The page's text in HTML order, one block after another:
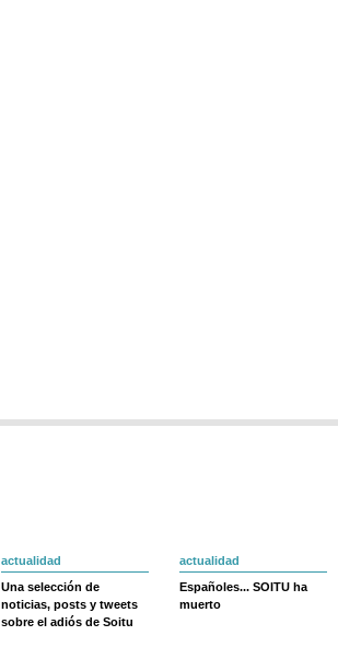
actualidad
Una selección de
noticias, posts y tweets
sobre el adiós de Soitu
actualidad
Españoles... SOITU ha
muerto